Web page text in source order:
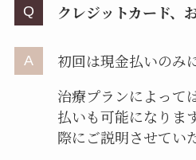
クレジットカード、
初回は現金払いのみ
治療プランによって
払いも可能になりま
際にご説明させてい